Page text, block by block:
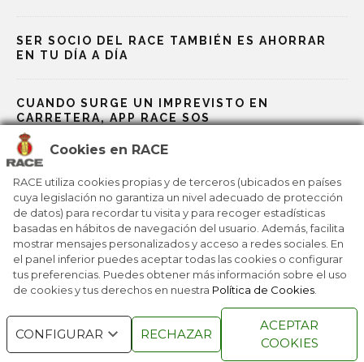
Cookies en RACE
RACE utiliza cookies propias y de terceros (ubicados en países
cuya legislación no garantiza un nivel adecuado de protección
de datos) para recordar tu visita y para recoger estadísticas
basadas en hábitos de navegación del usuario. Además, facilita
mostrar mensajes personalizados y acceso a redes sociales. En
el panel inferior puedes aceptar todas las cookies o configurar
tus preferencias. Puedes obtener más información sobre el uso
de cookies y tus derechos en nuestra Política de Cookies
CONFIGURAR RECHAZAR
ACEPTAR
COOKIES
SER SOCIO DEL RACE TAMBIÉN ES AHORRAR
EN TU DÍA A DÍA
CUANDO SURGE UN IMPREVISTO EN
CARRETERA, APP RACE SOS
RACE, BP Y GALP TE ABARATAN LOS VIAJES
EL RACE IMPULSA UNA NUEVA FORMA DE
RECUPERAR PUNTOS
TODOS LOS DERECHOS
RESERVADOS